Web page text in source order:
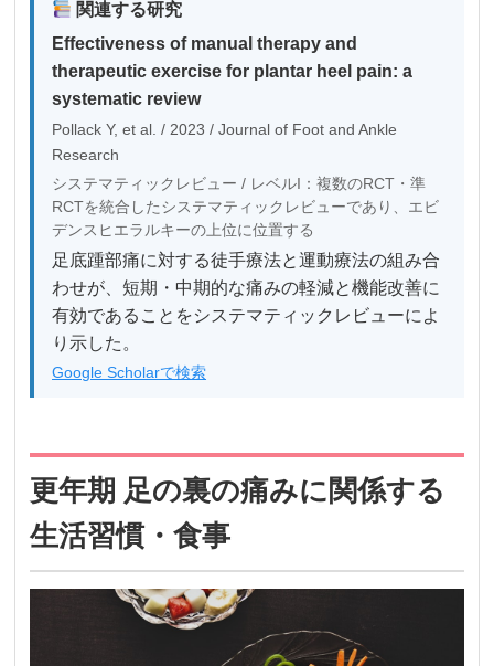
関連する研究
Effectiveness of manual therapy and
therapeutic exercise for plantar heel pain: a
systematic review
Pollack Y, et al. / 2023 / Journal of Foot and Ankle
Research
システマティックレビュー / レベルI：複数のRCT・準
RCTを統合したシステマティックレビューであり、エビ
デンスヒエラルキーの上位に位置する
足底踵部痛に対する徒手療法と運動療法の組み合
わせが、短期・中期的な痛みの軽減と機能改善に
有効であることをシステマティックレビューによ
り示した。
Google Scholarで検索
更年期 足の裏の痛みに関係する
生活習慣・食事